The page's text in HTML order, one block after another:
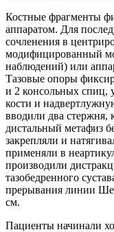
Костные фрагменты
аппаратом. Для
сочленения в
модифицированный
наблюдений) или
Тазовые опоры
и 2 консольных спиц,
кости и
вводили два стержня,
дистальный метафиз
закрепляли и
применяли в
производили
тазобедренного
прерывания линии
см.
Пациенты начинали